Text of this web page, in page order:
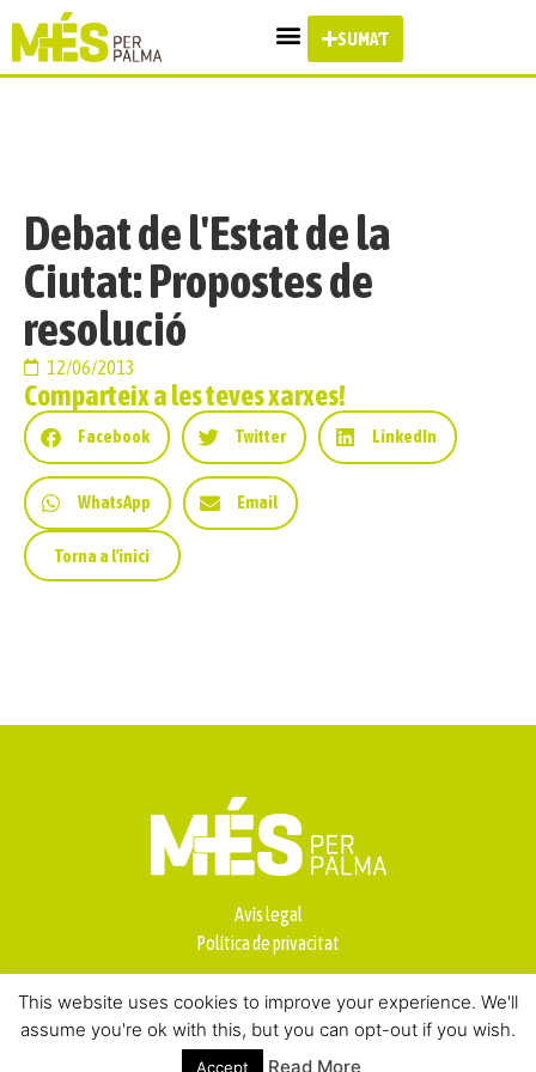
SUMA'T
Debat de l'Estat de la
Ciutat: Propostes de
resolució
12/06/2013
Comparteix a les teves xarxes!
Facebook Twitter LinkedIn
WhatsApp Email
Torna a l'inici
Avís legal
Política de privacitat
This website uses cookies to improve your experience. We'll
assume you're ok with this, but you can opt-out if you wish.
Accept Read More